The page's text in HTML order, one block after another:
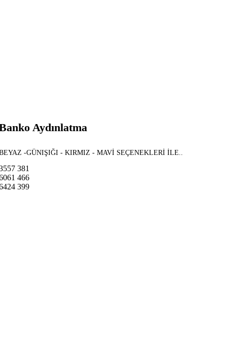
Aydınlatma
-GÜNIŞIĞI - KIRMIZ - MAVİ SEÇENEKLERİ İLE..
381
466
399